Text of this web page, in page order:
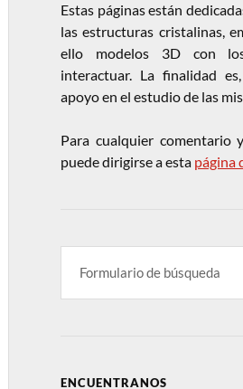
Estas páginas están
las estructuras cristalinas,
ello modelos 3D con
interactuar. La finalidad
apoyo en el estudio de las
Para cualquier comentario
puede dirigirse a esta página
ENCUENTRANOS